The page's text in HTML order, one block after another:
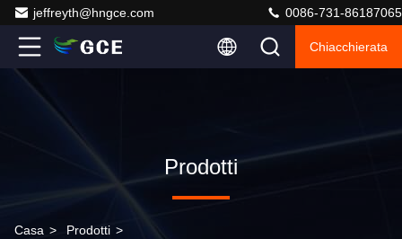
jeffreyth@hngce.com 0086-731-86187065
Chiacchierata
Prodotti
Casa > Prodotti >